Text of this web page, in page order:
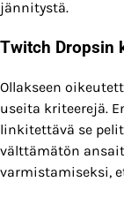
jännitystä.
Twitch Dropsin
Ollakseen
useita kriteerejä.
linkitettävä se
välttämätön
varmistamiseksi,